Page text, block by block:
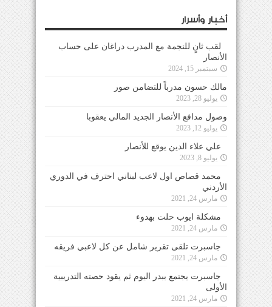
أخبار وأسرار
لقب ثانٍ للنجمة مع المدرب دراغان على حساب
الأنصار
سبتمبر 15, 2024
مالك حسون مدرباً للتضامن صور
يوليو 28, 2023
وصول مدافع الأنصار الجديد المالي يعقوبا
يوليو 12, 2023
علي علاء الدين يوقع للأنصار
يوليو 8, 2023
محمد قصاص اول لاعب لبناني احترف في الدوري
الأردني
مارس 24, 2021
مشكلة ايوب حلت بهدوء
مارس 24, 2021
جاسبرت تلقى تقرير شامل عن كل لاعبي فريقه
مارس 24, 2021
جاسبرت يجتمع ببدر اليوم ثم يقود حصته التدريبية
الأولى
مارس 24, 2021